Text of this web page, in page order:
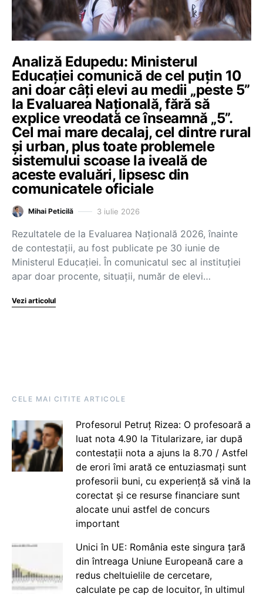
Analiză Edupedu: Ministerul
Educației comunică de cel puțin 10
ani doar câți elevi au medii „peste 5”
la Evaluarea Națională, fără să
explice vreodată ce înseamnă „5”.
Cel mai mare decalaj, cel dintre rural
și urban, plus toate problemele
sistemului scoase la iveală de
aceste evaluări, lipsesc din
comunicatele oficiale
Mihai Peticilă 3 iulie 2026
Rezultatele de la Evaluarea Națională 2026, înainte
de contestații, au fost publicate pe 30 iunie de
Ministerul Educației. În comunicatul sec al instituției
apar doar procente, situații, număr de elevi…
Vezi articolul
CELE MAI CITITE ARTICOLE
Profesorul Petruț Rizea: O profesoară a
luat nota 4.90 la Titularizare, iar după
contestații nota a ajuns la 8.70 / Astfel
de erori îmi arată ce entuziasmați sunt
profesorii buni, cu experiență să vină la
corectat și ce resurse financiare sunt
alocate unui astfel de concurs
important
Unici în UE: România este singura țară
din întreaga Uniune Europeană care a
redus cheltuielile de cercetare,
calculate pe cap de locuitor, în ultimul